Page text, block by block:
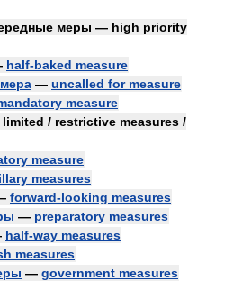
меры — high priority
half-baked measure
— uncalled for measure
measure
/ restrictive measures /
measure
measures
forward-looking measures
— preparatory measures
half-way measures
measures
— government measures